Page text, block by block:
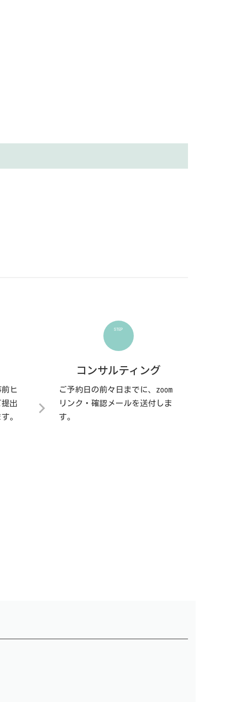
ヒ
出
。
STEP
コンサルティング
ご予約日の前々日までに、zoom
リンク・確認メールを送付しま
す。